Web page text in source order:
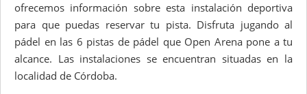
ofrecemos información sobre esta instalación deportiva
para que puedas reservar tu pista. Disfruta jugando al
pádel en las 6 pistas de pádel que Open Arena pone a tu
alcance. Las instalaciones se encuentran situadas en la
localidad de Córdoba.